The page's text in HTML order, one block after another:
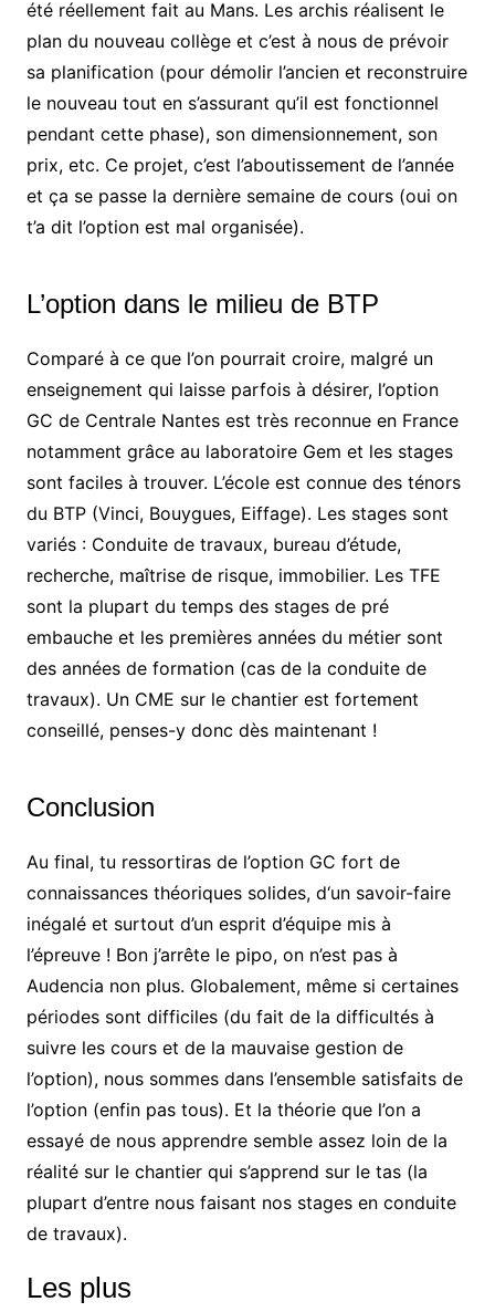
été réellement fait au Mans. Les archis réalisent le
plan du nouveau collège et c’est à nous de prévoir
sa planification (pour démolir l’ancien et reconstruire
le nouveau tout en s’assurant qu’il est fonctionnel
pendant cette phase), son dimensionnement, son
prix, etc. Ce projet, c’est l’aboutissement de l’année
et ça se passe la dernière semaine de cours (oui on
t’a dit l’option est mal organisée).
L’option dans le milieu de BTP
Comparé à ce que l’on pourrait croire, malgré un
enseignement qui laisse parfois à désirer, l’option
GC de Centrale Nantes est très reconnue en France
notamment grâce au laboratoire Gem et les stages
sont faciles à trouver. L’école est connue des ténors
du BTP (Vinci, Bouygues, Eiffage). Les stages sont
variés : Conduite de travaux, bureau d’étude,
recherche, maîtrise de risque, immobilier. Les TFE
sont la plupart du temps des stages de pré
embauche et les premières années du métier sont
des années de formation (cas de la conduite de
travaux). Un CME sur le chantier est fortement
conseillé, penses-y donc dès maintenant !
Conclusion
Au final, tu ressortiras de l’option GC fort de
connaissances théoriques solides, d‘un savoir-faire
inégalé et surtout d’un esprit d’équipe mis à
l’épreuve ! Bon j’arrête le pipo, on n’est pas à
Audencia non plus. Globalement, même si certaines
périodes sont difficiles (du fait de la difficultés à
suivre les cours et de la mauvaise gestion de
l’option), nous sommes dans l’ensemble satisfaits de
l’option (enfin pas tous). Et la théorie que l’on a
essayé de nous apprendre semble assez loin de la
réalité sur le chantier qui s’apprend sur le tas (la
plupart d’entre nous faisant nos stages en conduite
de travaux).
Les plus